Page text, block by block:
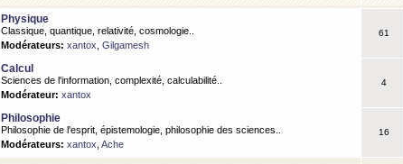
Physique
Classique, quantique, relativité, cosmologie..
Modérateurs: xantox Gilgamesh
61
Calcul
Sciences de l'information, complexité, calculabilité..
Modérateur: xantox
4
Philosophie
Philosophie de l'esprit, épistemologie, philosophie des sciences..
Modérateurs: xantox Ache
16